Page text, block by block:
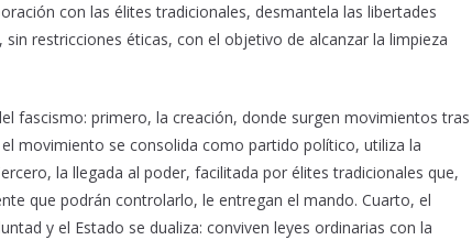
con las élites tradicionales, desmantela las libertades
restricciones éticas, con el objetivo de alcanzar la limpieza
fascismo: primero, la creación, donde surgen movimientos tras
movimiento se consolida como partido político, utiliza la
la llegada al poder, facilitada por élites tradicionales que,
que podrán controlarlo, le entregan el mando. Cuarto, el
y el Estado se dualiza: conviven leyes ordinarias con la